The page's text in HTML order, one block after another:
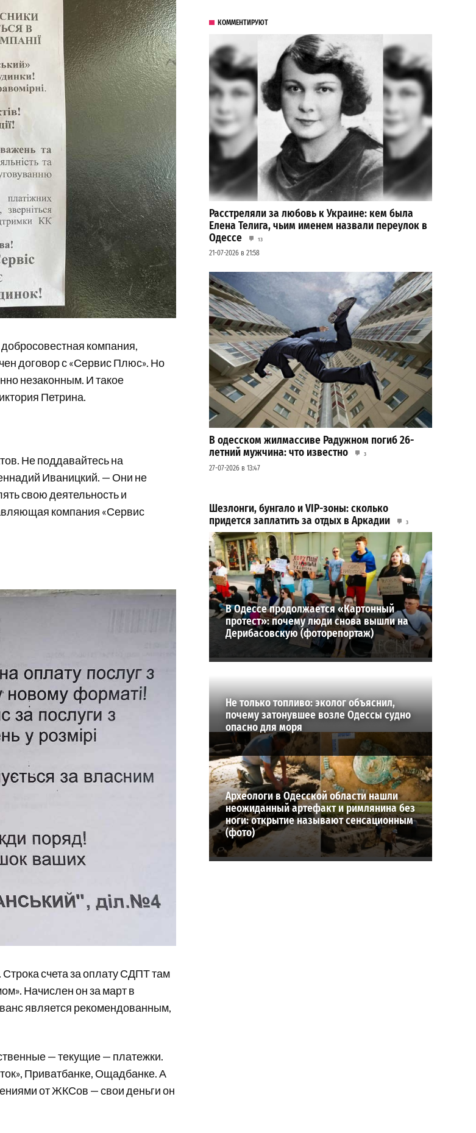
компания,
договор с «Сервис Плюс». Но
незаконным. И такое
Петрина.
Не поддавайтесь на
Иваницкий. — Они не
свою деятельность и
компания «Сервис
счета за оплату СДПТ там
Начислен он за март в
является рекомендованным,
— текущие — платежки.
Приватбанке, Ощадбанке. А
от ЖКСов — свои деньги он
КОММЕНТИРУЮТ
Расстреляли за любовь к Украине: кем была
Елена Телига, чьим именем назвали переулок в
Одессе
13
21-07-2026 в 21:58
В одесском жилмассиве Радужном погиб 26-
летний мужчина: что известно
3
27-07-2026 в 13:47
Шезлонги, бунгало и VIP-зоны: сколько
придется заплатить за отдых в Аркадии
3
21-07-2026 в 19:23
ВИБОР РЕДАКЦИИ
В Одессе продолжается «Картонный
протест»: почему люди снова вышли на
Дерибасовскую (фоторепортаж)
Не только топливо: эколог объяснил,
почему затонувшее возле Одессы судно
опасно для моря
Археологи в Одесской области нашли
неожиданный артефакт и римлянина без
ноги: открытие называют сенсационным
(фото)